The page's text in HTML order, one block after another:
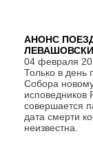
АНОНС
04 февраля
Только в день
Собора
исповедников
совершается
дата смерти
неизвестна.